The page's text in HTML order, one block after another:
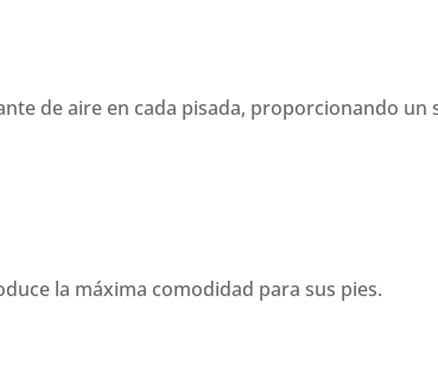
de aire en cada pisada, proporcionando un
la máxima comodidad para sus pies.